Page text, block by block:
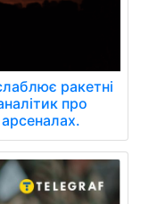
ракетні
про